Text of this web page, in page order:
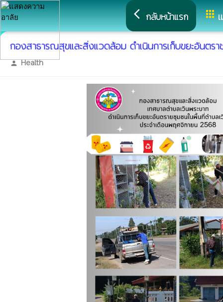
arrow_back_ios กลับหน้าแรก apps
กองสาธารณสุขและสิ่งแวดล้อม ดำเนินการเก็บขยะอันต
person Health